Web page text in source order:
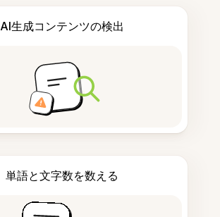
AI生成コンテンツの検出
単語と文字数を数える